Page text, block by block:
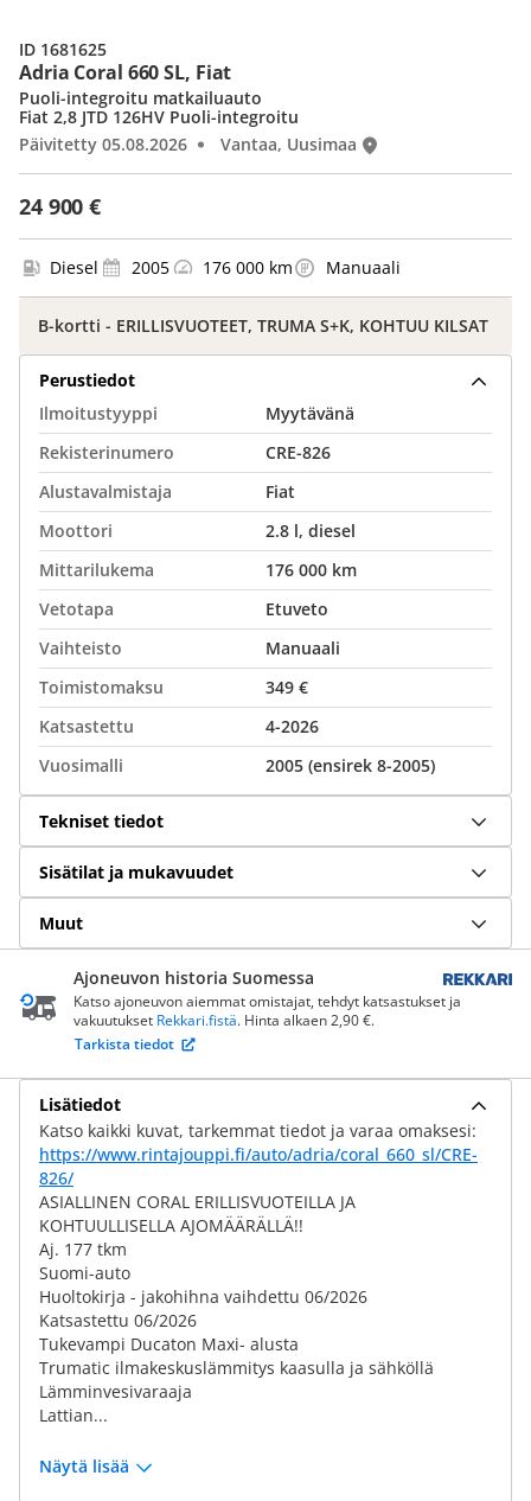
Adria Coral 660 SL, Fiat
24 900 €
Puoli-integroitu matkailuauto
Fiat 2,8 JTD 126HV Puoli-integroitu
Päivitetty 05.08.2026
Vantaa, Uusimaa
ID 1681625
Diesel 2005 176 000 km Manuaali
B-kortti - ERILLISVUOTEET, TRUMA S+K, KOHTUU KILSAT
Perustiedot
Ilmoitustyyppi
Myytävänä
Rekisterinumero
CRE-826
Alustavalmistaja
Fiat
Moottori
2.8 l, diesel
Mittarilukema
176 000 km
Vetotapa
Etuveto
Vaihteisto
Manuaali
Toimistomaksu
349 €
Katsastettu
4-2026
Vuosimalli
2005 (ensirek 8-2005)
Tekniset tiedot
Sisätilat ja mukavuudet
Muut
Ajoneuvon historia Suomessa
Katso ajoneuvon aiemmat omistajat, tehdyt katsastukset ja
vakuutukset Rekkari.fistä. Hinta alkaen 2,90 €.
Tarkista tiedot
Lisätiedot
Katso kaikki kuvat, tarkemmat tiedot ja varaa omaksesi:
https://www.rintajouppi.fi/auto/adria/coral_660_sl/CRE-
826/
ASIALLINEN CORAL ERILLISVUOTEILLA JA
KOHTUULLISELLA AJOMÄÄRÄLLÄ!!
Aj. 177 tkm
Suomi-auto
Huoltokirja - jakohihna vaihdettu 06/2026
Katsastettu 06/2026
Tukevampi Ducaton Maxi- alusta
Trumatic ilmakeskuslämmitys kaasulla ja sähköllä
Lämminvesivaraaja
Lattian...
Näytä lisää